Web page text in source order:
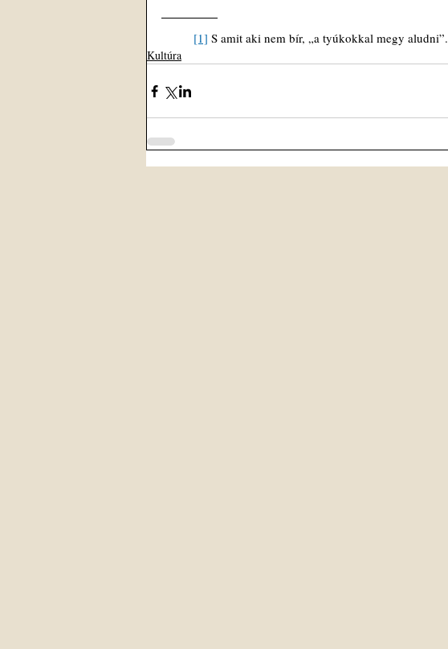
[1] S amit aki nem bír, „a tyúkokkal megy aludni”.
Kultúra